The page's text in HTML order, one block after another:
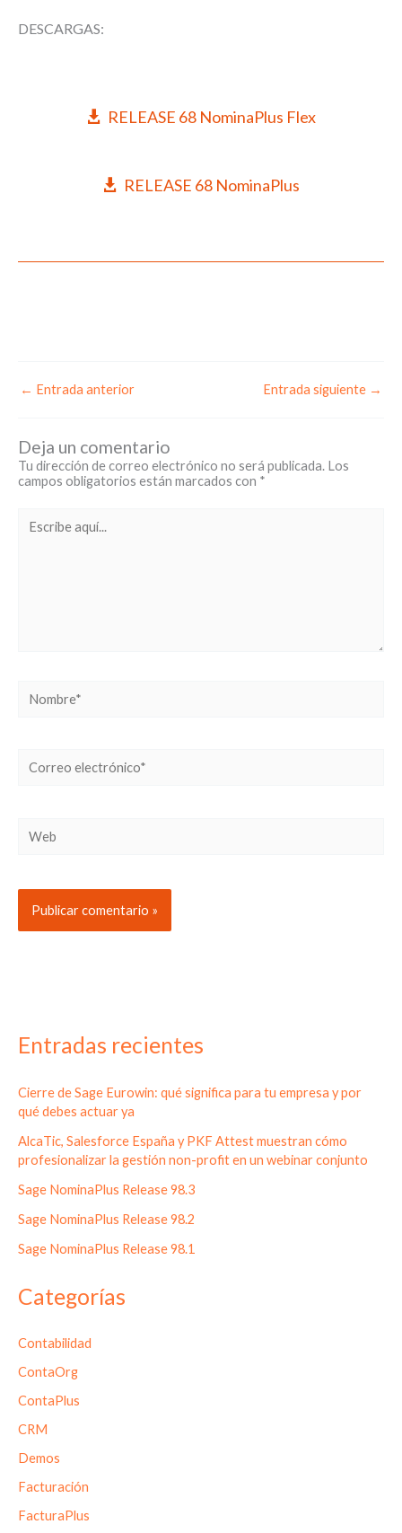
DESCARGAS:
RELEASE 68 NominaPlus Flex
RELEASE 68 NominaPlus
← Entrada anterior Entrada siguiente →
Deja un comentario
Tu dirección de correo electrónico no será publicada. Los
campos obligatorios están marcados con *
aquí...
electrónico*
Entradas recientes
Cierre de Sage Eurowin: qué significa para tu empresa y por
qué debes actuar ya
AlcaTic, Salesforce España y PKF Attest muestran cómo
profesionalizar la gestión non-profit en un webinar conjunto
Sage NominaPlus Release 98.3
Sage NominaPlus Release 98.2
Sage NominaPlus Release 98.1
Categorías
Contabilidad
ContaOrg
ContaPlus
CRM
Demos
Facturación
FacturaPlus